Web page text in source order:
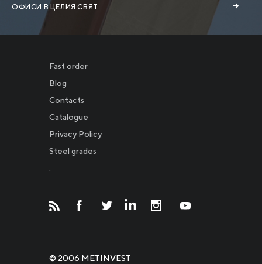
ОФИСИ В ЦЕЛИЯ СВЯТ
Fast order
Blog
Contacts
Catalogue
Privacy Policy
Steel grades
.
Новости
Инвесторам
© 2006 METINVEST